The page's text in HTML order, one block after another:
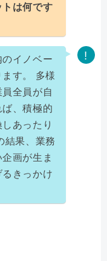
は何です
イノベー
す。 多様
全員が自
、積極的
あったり
結果、業務
画が生ま
きっかけ